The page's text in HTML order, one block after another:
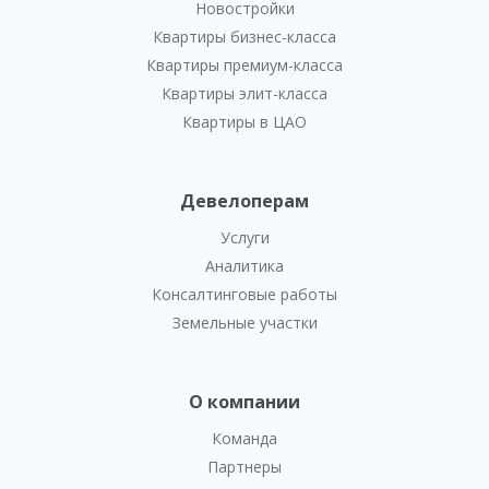
Новостройки
Квартиры бизнес-класса
Квартиры премиум-класса
Квартиры элит-класса
Квартиры в ЦАО
Девелоперам
Услуги
Аналитика
Консалтинговые работы
Земельные участки
О компании
Команда
Партнеры